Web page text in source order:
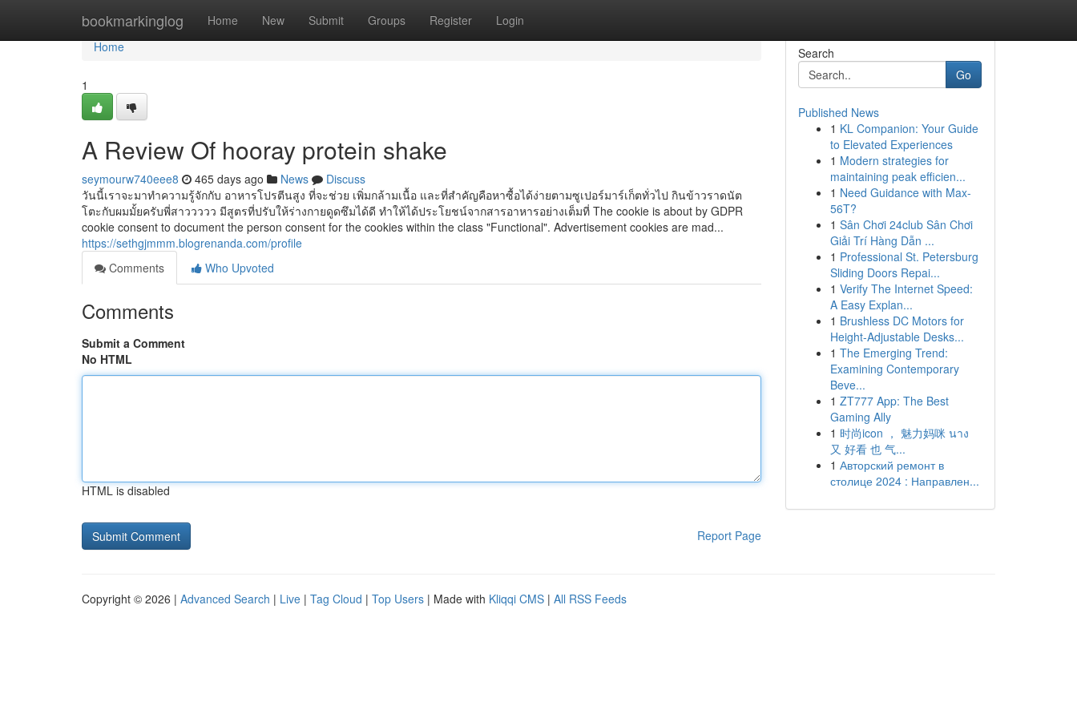
bookmarkinglog Home New Submit Groups Register Login
Home
Home
1
A Review Of hooray protein shake
seymourw740eee8 465 days ago News
Discuss
วันนี้เราจะมาทำความรู้จักกับ อาหารโปรตีนสูง ที่จะช่วย เพิ่มกล้ามเนื้อ และที่สำคัญคือหาซื้อได้ง่ายตามซูเปอร์มาร์เก็ตทั่วไป กินข้าวราดนัต
โตะกับผมมั้ยครับพี่สาววววว มีสูตรที่ปรับให้ร่างกายดูดซึมได้ดี ทำให้ได้ประโยชน์จากสารอาหารอย่างเต็มที่ The cookie is about by GDPR
cookie consent to document the person consent for the cookies within the class "Functional". Advertisement cookies are mad...
https://sethgjmmm.blogrenanda.com/profile
Comments
Who Upvoted
Comments
Submit a Comment
No HTML
HTML is disabled
Report Page
Search
Go
Published News
1 KL Companion: Your Guide
to Elevated Experiences
1 Modern strategies for
maintaining peak efficien...
1 Need Guidance with Max-
56T?
1 Sân Chơi 24club Sân Chơi
Giải Trí Hàng Dẫn ...
1 Professional St. Petersburg
Sliding Doors Repai...
1 Verify The Internet Speed:
A Easy Explan...
1 Brushless DC Motors for
Height-Adjustable Desks...
1 The Emerging Trend:
Examining Contemporary
Beve...
1 ZT777 App: The Best
Gaming Ally
1 时尚icon ， 魅力妈咪 นาง
又 好看 也 气...
1 Авторский ремонт в
столице 2024 : Направлен...
Copyright © 2026 | Advanced Search | Live | Tag Cloud | Top Users | Made with Kliqqi CMS | All RSS Feeds